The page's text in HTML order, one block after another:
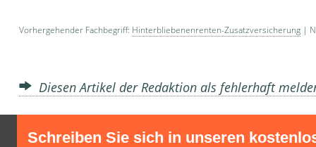
Vorhergehender Fachbegriff: Hinterbliebenenrenten-Zusatzversicherung |
Diesen Artikel der Redaktion als fehlerhaft
Schreiben Sie sich in unseren